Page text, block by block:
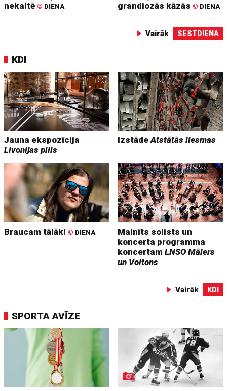
nekaitē © DIENA
grandiozās kāzās © DIENA
Vairāk SESTDIENA
KDI
Jauna ekspozīcija
Livonijas pilis
IzstādeAtstātās liesmas
Braucam tālāk! © DIENA
Mainīts solists un
koncerta programma
koncertamLNSO Mālers
un Voltons
Vairāk KDI
SPORTA AVĪZE